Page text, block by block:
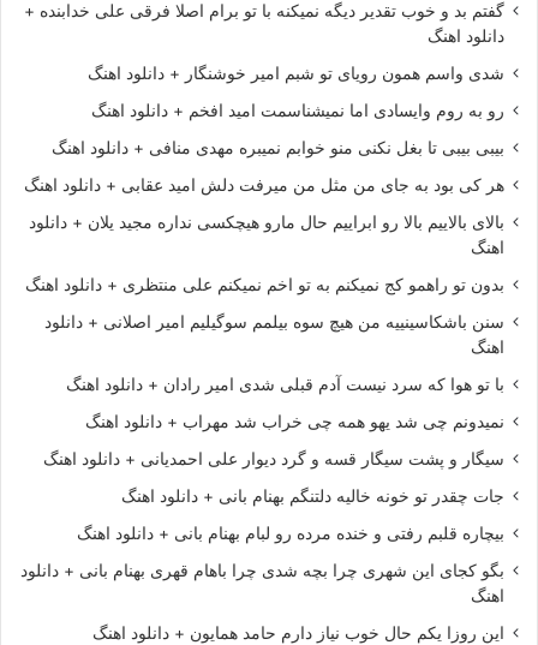
گفتم بد و خوب تقدیر دیگه نمیکنه با تو برام اصلا فرقی علی خدابنده +
دانلود اهنگ
شدی واسم همون رویای تو شبم امیر خوشنگار + دانلود اهنگ
رو به روم وایسادی اما نمیشناسمت امید افخم + دانلود اهنگ
بیبی بیبی تا بغل نکنی منو خوابم نمیبره مهدی منافی + دانلود اهنگ
هر کی بود به جای من مثل من میرفت دلش امید عقابی + دانلود اهنگ
بالای بالاییم بالا رو ابراییم حال مارو هیچکسی نداره مجید یلان + دانلود
اهنگ
بدون تو راهمو کج نمیکنم به تو اخم نمیکنم علی منتظری + دانلود اهنگ
سنن باشکاسینییه من هیچ سوه بیلمم سوگیلیم امیر اصلانی + دانلود
اهنگ
با تو هوا که سرد نیست آدم قبلی شدی امیر رادان + دانلود اهنگ
نمیدونم چی شد یهو همه چی خراب شد مهراب + دانلود اهنگ
سیگار و پشت سیگار قسه و گرد دیوار علی احمدیانی + دانلود اهنگ
جات چقدر تو خونه خالیه دلتنگم بهنام بانی + دانلود اهنگ
بیچاره قلبم رفتی و خنده مرده رو لبام بهنام بانی + دانلود اهنگ
بگو کجای این شهری چرا بچه شدی چرا باهام قهری بهنام بانی + دانلود
اهنگ
این روزا یکم حال خوب نیاز دارم حامد همایون + دانلود اهنگ